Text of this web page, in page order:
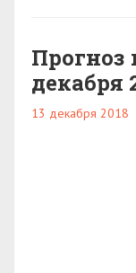
Прогноз
декабря
13 декабря 2018